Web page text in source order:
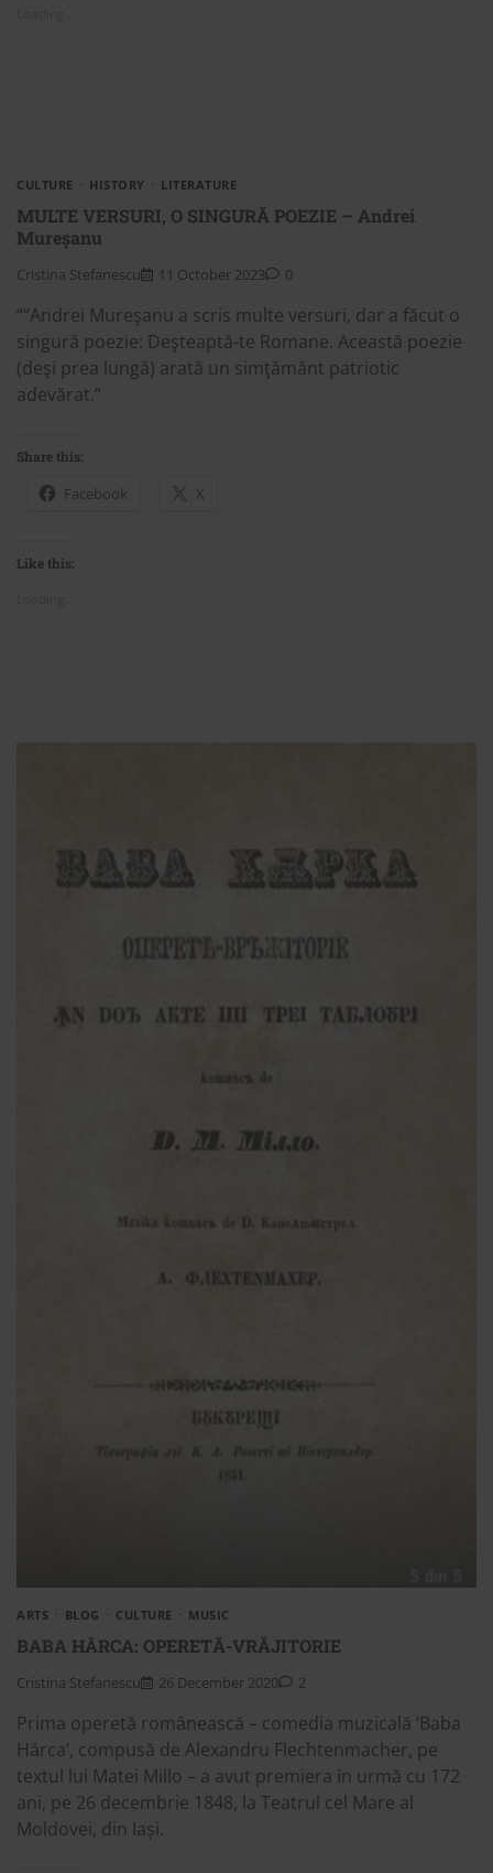
CULTURE HISTORY LITERATURE
MULTE VERSURI, O SINGURĂ POEZIE – Andrei
Mureșanu
Cristina Stefanescu 11 October 2023 0
““Andrei Mureşanu a scris multe versuri, dar a făcut o
singură poezie: Deşteaptă-te Romane. Această poezie
(deşi prea lungă) arată un simţămănt patriotic
adevărat.”
Share this:
Facebook X
Like this:
ARTS BLOG CULTURE MUSIC
BABA HÂRCA: OPERETĂ-VRĂJITORIE
Cristina Stefanescu 26 December 2020 2
Prima operetă romȃnească – comedia muzicală ‘Baba
Hȃrca’, compusă de Alexandru Flechtenmacher, pe
textul lui Matei Millo – a avut premiera ȋn urmă cu 172
ani, pe 26 decembrie 1848, la Teatrul cel Mare al
Moldovei, din Iași.